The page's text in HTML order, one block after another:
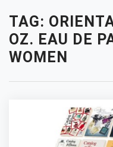
TAG:
OZ. EAU DE
WOMEN